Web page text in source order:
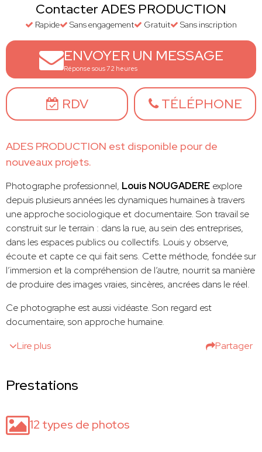
Contacter ADES PRODUCTION
Rapide Sans engagement Gratuit Sans inscription
ENVOYER UN MESSAGE
Réponse sous 72 heures
RDV TÉLÉPHONE
ADES PRODUCTION est disponible pour de
nouveaux projets.
Photographe professionnel, Louis NOUGADERE explore
depuis plusieurs années les dynamiques humaines à travers
une approche sociologique et documentaire. Son travail se
construit sur le terrain : dans la rue, au sein des entreprises,
dans les espaces publics ou collectifs. Louis y observe,
écoute et capte ce qui fait sens. Cette méthode, fondée sur
l’immersion et la compréhension de l’autre, nourrit sa manière
de produire des images vraies, sincères, ancrées dans le réel.
Ce photographe est aussi vidéaste. Son regard est
documentaire, son approche humaine.
Lire plus
Partager
Prestations
12 types de photos